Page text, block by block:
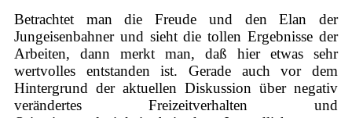
Betrachtet man die Freude und den Elan der
Jungeisenbahner und sieht die tollen Ergebnisse der
Arbeiten, dann merkt man, daß hier etwas sehr
wertvolles entstanden ist. Gerade auch vor dem
Hintergrund der aktuellen Diskussion über negativ
verändertes Freizeitverhalten und